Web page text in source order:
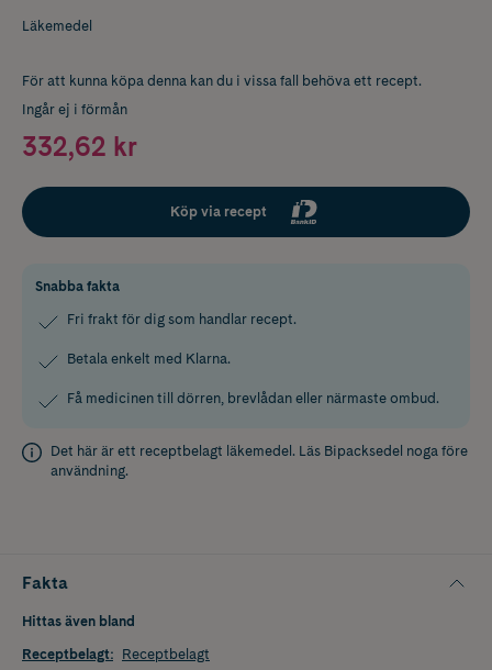
Läkemedel
För att kunna köpa denna kan du i vissa fall behöva ett recept.
Ingår ej i förmån
332,62 kr
Köp via recept
Snabba fakta
Fri frakt för dig som handlar recept.
Betala enkelt med Klarna.
Få medicinen till dörren, brevlådan eller närmaste ombud.
Det här är ett receptbelagt läkemedel. Läs Bipacksedel noga före
användning.
Fakta
Hittas även bland
Receptbelagt: Receptbelagt